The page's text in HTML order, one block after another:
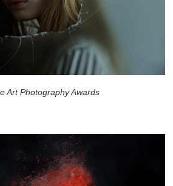
Art Photography Awards